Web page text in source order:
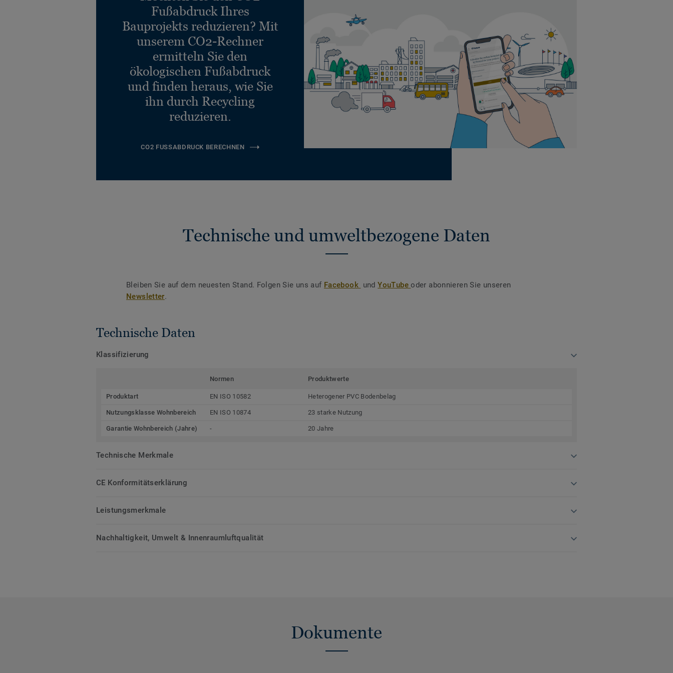
Fußabdruck Ihres
Bauprojekts reduzieren? Mit
unserem CO2-Rechner
ermitteln Sie den
ökologischen Fußabdruck
und finden heraus, wie Sie
ihn durch Recycling
reduzieren.
CO2 FUSSABDRUCK BERECHNEN
Technische und umweltbezogene Daten
Bleiben Sie auf dem neuesten Stand. Folgen Sie uns auf Facebook undYouTubeoder abonnieren Sie unseren
Newsletter.
Technische Daten
Klassifizierung
Normen Produktwerte
Produktart EN ISO 10582 Heterogener PVC Bodenbelag
Nutzungsklasse Wohnbereich EN ISO 10874 23 starke Nutzung
Garantie Wohnbereich (Jahre) - 20 Jahre
Technische Merkmale
CE Konformitätserklärung
Leistungsmerkmale
Nachhaltigkeit, Umwelt & Innenraumluftqualität
Dokumente